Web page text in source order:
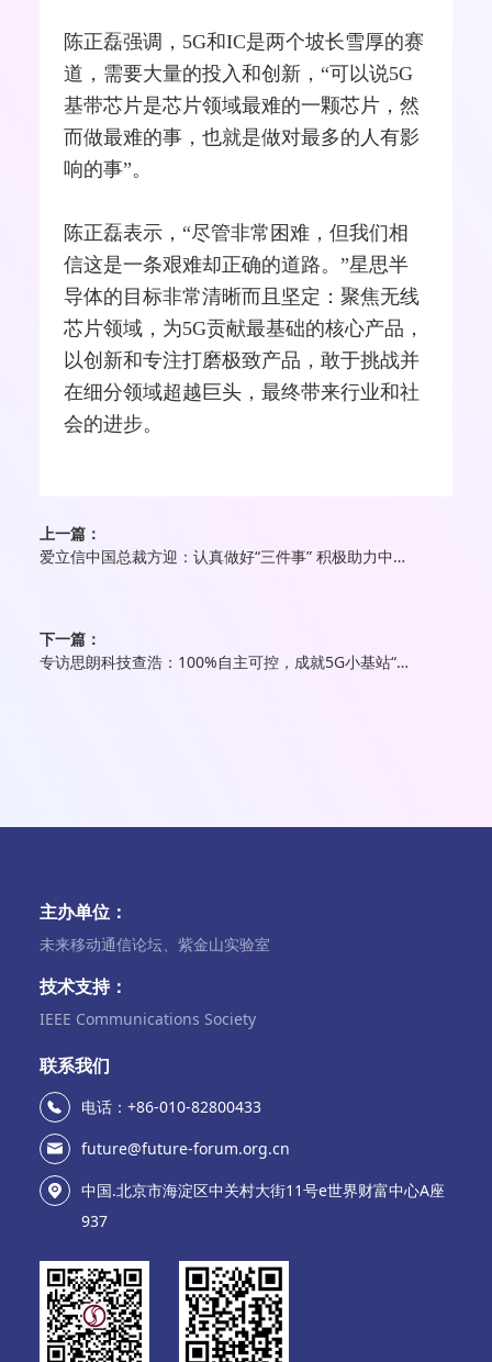
陈正磊强调，5G和IC是两个坡长雪厚的赛
道，需要大量的投入和创新，“可以说5G
基带芯片是芯片领域最难的一颗芯片，然
而做最难的事，也就是做对最多的人有影
响的事”。
陈正磊表示，“尽管非常困难，但我们相
信这是一条艰难却正确的道路。”星思半
导体的目标非常清晰而且坚定：聚焦无线
芯片领域，为5G贡献最基础的核心产品，
以创新和专注打磨极致产品，敢于挑战并
在细分领域超越巨头，最终带来行业和社
会的进步。
上一篇：
爱立信中国总裁方迎：认真做好“三件事” 积极助力中国5G下半场发展
下一篇：
专访思朗科技查浩：100%自主可控，成就5G小基站“思朗速度”
主办单位：
未来移动通信论坛、紫金山实验室
技术支持：
IEEE Communications Society
联系我们
电话：+86-010-82800433
future@future-forum.org.cn
中国.北京市海淀区中关村大街11号e世界财富中心A座
937